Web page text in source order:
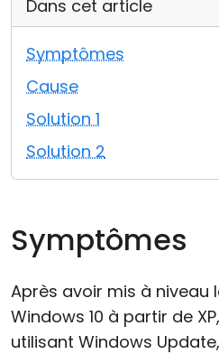
Dans cet article
Symptômes
Cause
Solution 1
Solution 2
Symptômes
Après avoir mis à niveau
Windows 10 à partir de
utilisant Windows
Cloud et sur site